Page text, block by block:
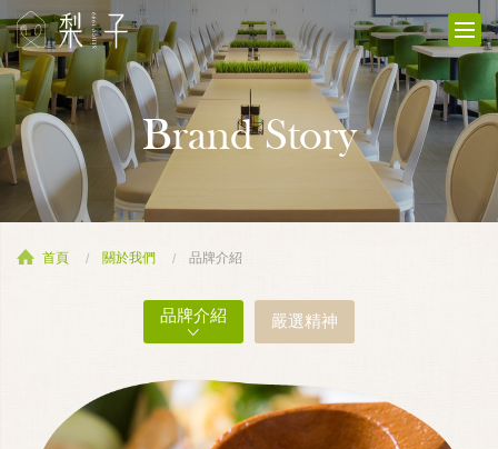
Brand Story
首頁 關於我們 品牌介紹
品牌介紹 嚴選精神